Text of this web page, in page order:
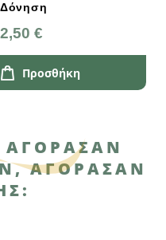
Δόνηση
2,50 €
Προσθήκη
ΑΓΌΡΑΣΑΝ
ΑΓΌΡΑΣΑΝ